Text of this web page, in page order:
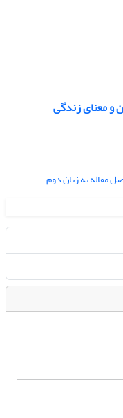
و معنای زندگی
مقاله به زبان دوم